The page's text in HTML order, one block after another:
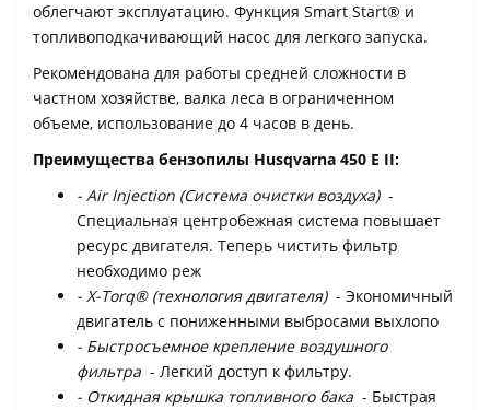
облегчают эксплуатацию. Функция Smart Start® и
топливоподкачивающий насос для легкого запуска.
Рекомендована для работы средней сложности в
частном хозяйстве, валка леса в ограниченном
объеме, использование до 4 часов в день.
Преимущества бензопилы Husqvarna 450 E II:
- Air Injection (Система очистки воздуха)-
Специальная центробежная система повышает
ресурс двигателя. Теперь чистить фильтр
необходимо реж
- X-Torq® (технология двигателя) - Экономичный
двигатель с пониженными выбросами выхлопо
- Быстросъемное крепление воздушного
фильтра - Легкий доступ к фильтру.
- Откидная крышка топливного бака - Быстрая